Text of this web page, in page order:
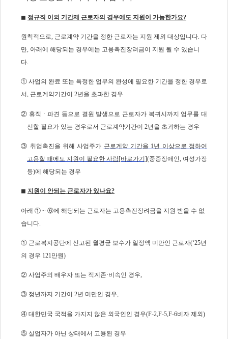
◼ 정규직 이외 기간제 근로자의 경우에도 지원이 가능한가요?
원칙적으로, 근로계약 기간을 정한 근로자는 지원 제외 대상입니다. 다
만, 아래에 해당되는 경우에는 고용촉진장려금이 지원 될 수 있습니
다.
① 사업의 완료 또는 특정한 업무의 완성에 필요한 기간을 정한 경우로
서, 근로계약기간이 2년을 초과한 경우
② 휴직ㆍ파견 등으로 결원 발생으로 근로자가 복귀시까지 업무를 대
신할 필요가 있는 경우로서 근로계약기간이 2년을 초과하는 경우
③ 취업촉진을 위해 사업주가 근로계약 기간을 1년 이상으로 정하여
고용할 때에도 지원이 필요한 사람[바로가기](중증장애인, 여성가장
등)에 해당되는 경우
◼ 지원이 안되는 근로자가 있나요?
아래 ① ~ ⑥에 해당되는 근로자는 고용촉진장려금을 지원 받을 수 없
습니다.
① 근로복지공단에 신고된 월평균 보수가 일정액 미만인 근로자(‘25년
의 경우 121만원)
② 사업주의 배우자 또는 직계존·비속인 경우,
③ 정년까지 기간이 2년 미만인 경우,
④ 대한민국 국적을 가지지 않은 외국인인 경우(F-2,F-5,F-6비자 제외)
⑤ 실업자가 아닌 상태에서 고용된 경우